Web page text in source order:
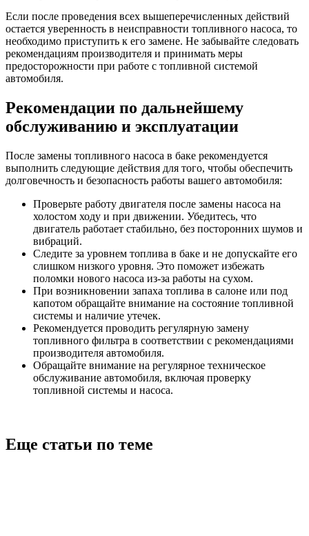
Если после проведения всех вышеперечисленных действий
остается уверенность в неисправности топливного насоса, то
необходимо приступить к его замене. Не забывайте следовать
рекомендациям производителя и принимать меры
предосторожности при работе с топливной системой
автомобиля.
Рекомендации по дальнейшему
обслуживанию и эксплуатации
После замены топливного насоса в баке рекомендуется
выполнить следующие действия для того, чтобы обеспечить
долговечность и безопасность работы вашего автомобиля:
Проверьте работу двигателя после замены насоса на
холостом ходу и при движении. Убедитесь, что
двигатель работает стабильно, без посторонних шумов и
вибраций.
Следите за уровнем топлива в баке и не допускайте его
слишком низкого уровня. Это поможет избежать
поломки нового насоса из-за работы на сухом.
При возникновении запаха топлива в салоне или под
капотом обращайте внимание на состояние топливной
системы и наличие утечек.
Рекомендуется проводить регулярную замену
топливного фильтра в соответствии с рекомендациями
производителя автомобиля.
Обращайте внимание на регулярное техническое
обслуживание автомобиля, включая проверку
топливной системы и насоса.
Еще статьи по теме